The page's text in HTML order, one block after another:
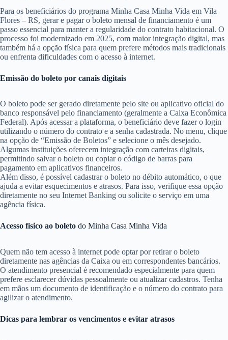
Para os beneficiários do programa Minha Casa Minha Vida em Vila
Flores – RS, gerar e pagar o boleto mensal de financiamento é um
passo essencial para manter a regularidade do contrato habitacional. O
processo foi modernizado em 2025, com maior integração digital, mas
também há a opção física para quem prefere métodos mais tradicionais
ou enfrenta dificuldades com o acesso à internet.
Emissão do boleto por canais digitais
O boleto pode ser gerado diretamente pelo site ou aplicativo oficial do
banco responsável pelo financiamento (geralmente a Caixa Econômica
Federal). Após acessar a plataforma, o beneficiário deve fazer o login
utilizando o número do contrato e a senha cadastrada. No menu, clique
na opção de “Emissão de Boletos” e selecione o mês desejado.
Algumas instituições oferecem integração com carteiras digitais,
permitindo salvar o boleto ou copiar o código de barras para
pagamento em aplicativos financeiros.
Além disso, é possível cadastrar o boleto no débito automático, o que
ajuda a evitar esquecimentos e atrasos. Para isso, verifique essa opção
diretamente no seu Internet Banking ou solicite o serviço em uma
agência física.
Acesso físico ao boleto do Minha Casa Minha Vida
Quem não tem acesso à internet pode optar por retirar o boleto
diretamente nas agências da Caixa ou em correspondentes bancários.
O atendimento presencial é recomendado especialmente para quem
prefere esclarecer dúvidas pessoalmente ou atualizar cadastros. Tenha
em mãos um documento de identificação e o número do contrato para
agilizar o atendimento.
Dicas para lembrar os vencimentos e evitar atrasos